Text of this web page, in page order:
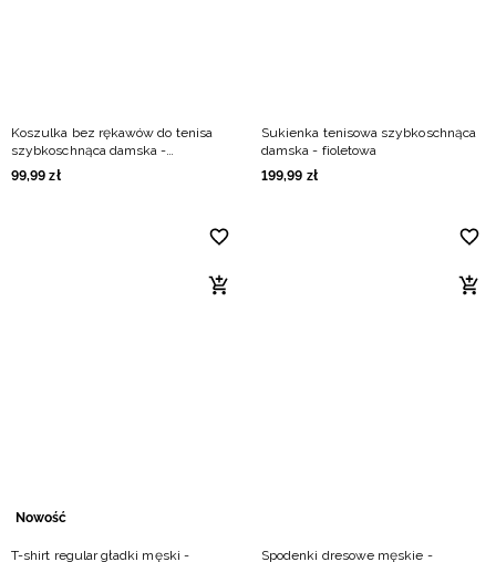
Koszulka bez rękawów do tenisa
szybkoschnąca damska -
burgundowa
99,99 zł
Sukienka tenisowa szybkoschnąca
damska - fioletowa
199,99 zł
Nowość
T-shirt regular gładki męski -
Spodenki dresowe męskie -